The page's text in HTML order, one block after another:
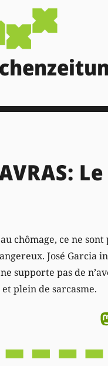
chômage, ce ne
José
supporte pas de
plein de sarcasme.